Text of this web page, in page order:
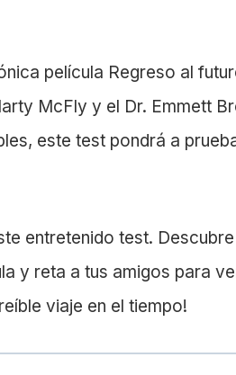
película Regreso al
McFly y el Dr. Emmett
este test pondrá a
entretenido test.
y reta a tus amigos para
viaje en el tiempo!